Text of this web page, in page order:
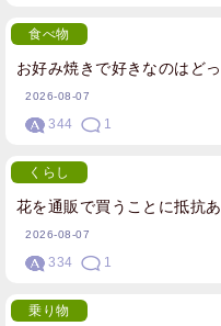
お好み焼きで好きなのはど
食べ物
2026-08-07
344 1
花を通販で買うことに抵抗
くらし
2026-08-07
334 1
乗り物